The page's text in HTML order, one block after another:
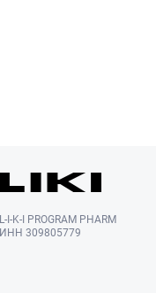
L-I-K-I PROGRAM PHARM
ИНН 309805779